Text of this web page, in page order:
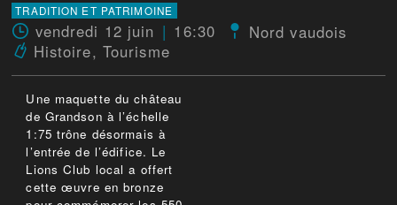
TRADITION ET PATRIMOINE
vendredi 12 juin 16:30
Nord vaudois
Histoire, Tourisme
Une maquette du château
de Grandson à l’échelle
1:75 trône désormais à
l’entrée de l’édifice. Le
Lions Club local a offert
cette œuvre en bronze